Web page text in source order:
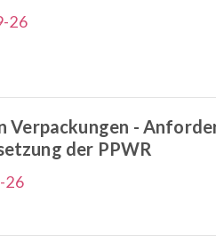
26
Verpackungen -
der PPWR
26